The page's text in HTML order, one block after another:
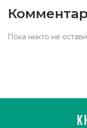
Пока никто не